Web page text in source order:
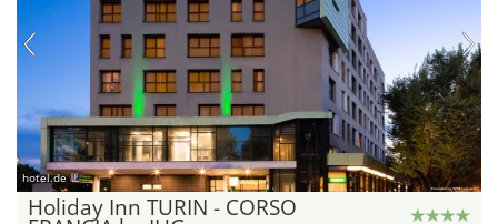
hotel.de
Holiday Inn TURIN - CORSO